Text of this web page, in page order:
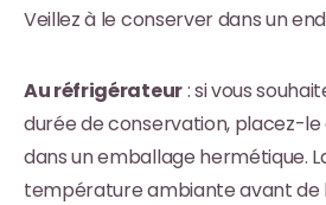
Veillez à le conserver dans un
Au réfrigérateur: si vous
durée de conservation, placez-
dans un emballage hermétique.
température ambiante avant de